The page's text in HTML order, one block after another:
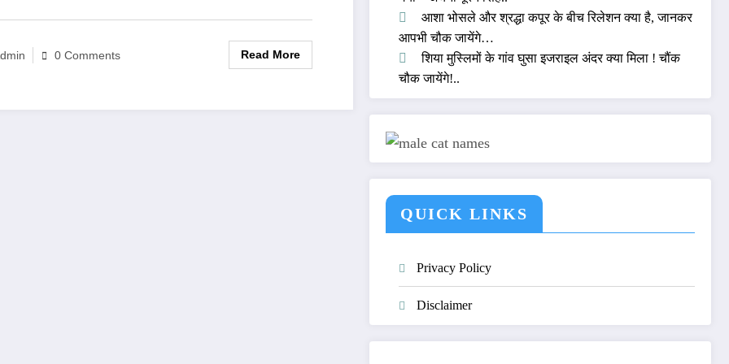
0 Comments Read More
आशा भोसले और श्रद्धा कपूर के बीच रिलेशन क्या है, जानकर
आपभी चौक जायेंगे…
शिया मुस्लिमों के गांव घुसा इजराइल अंदर क्या मिला ! चौंक
चौक जायेंगे!..
QUICK LINKS
Privacy Policy
Disclaimer